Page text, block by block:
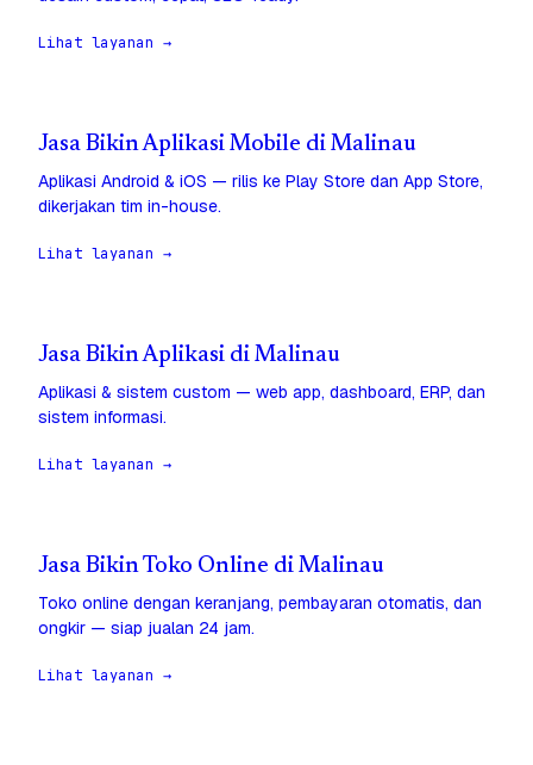
Lihat layanan →
Jasa Bikin Aplikasi Mobile di Malinau
Aplikasi Android & iOS — rilis ke Play Store dan App Store,
dikerjakan tim in-house.
Lihat layanan →
Jasa Bikin Aplikasi di Malinau
Aplikasi & sistem custom — web app, dashboard, ERP, dan
sistem informasi.
Lihat layanan →
Jasa Bikin Toko Online di Malinau
Toko online dengan keranjang, pembayaran otomatis, dan
ongkir — siap jualan 24 jam.
Lihat layanan →